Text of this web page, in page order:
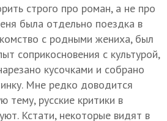
строго про роман, а не про
была отдельно поездка в
с родными жениха, был
соприкосновения с культурой,
кусочками и собрано
Мне редко доводится
тему, русские критики в
Кстати, некоторые видят в